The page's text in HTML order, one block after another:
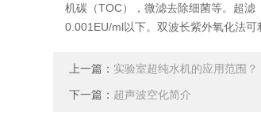
机碳（TOC），微滤去除细菌等。超
0.001EU/ml以下。双波长紫外氧化法
上一篇： 实验室超纯水机的应用范围？
下一篇： 超声波空化简介